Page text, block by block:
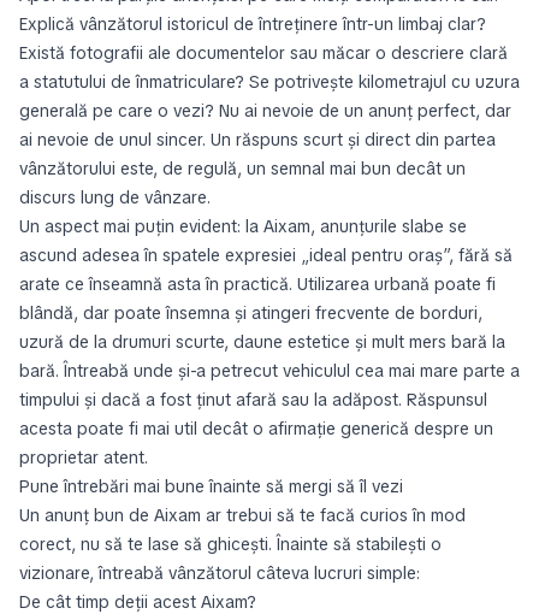
Explică vânzătorul istoricul de întreținere într-un limbaj clar?
Există fotografii ale documentelor sau măcar o descriere clară
a statutului de înmatriculare? Se potrivește kilometrajul cu uzura
generală pe care o vezi? Nu ai nevoie de un anunț perfect, dar
ai nevoie de unul sincer. Un răspuns scurt și direct din partea
vânzătorului este, de regulă, un semnal mai bun decât un
discurs lung de vânzare.
Un aspect mai puțin evident: la Aixam, anunțurile slabe se
ascund adesea în spatele expresiei „ideal pentru oraș”, fără să
arate ce înseamnă asta în practică. Utilizarea urbană poate fi
blândă, dar poate însemna și atingeri frecvente de borduri,
uzură de la drumuri scurte, daune estetice și mult mers bară la
bară. Întreabă unde și-a petrecut vehiculul cea mai mare parte a
timpului și dacă a fost ținut afară sau la adăpost. Răspunsul
acesta poate fi mai util decât o afirmație generică despre un
proprietar atent.
Pune întrebări mai bune înainte să mergi să îl vezi
Un anunț bun de Aixam ar trebui să te facă curios în mod
corect, nu să te lase să ghicești. Înainte să stabilești o
vizionare, întreabă vânzătorul câteva lucruri simple:
De cât timp deții acest Aixam?